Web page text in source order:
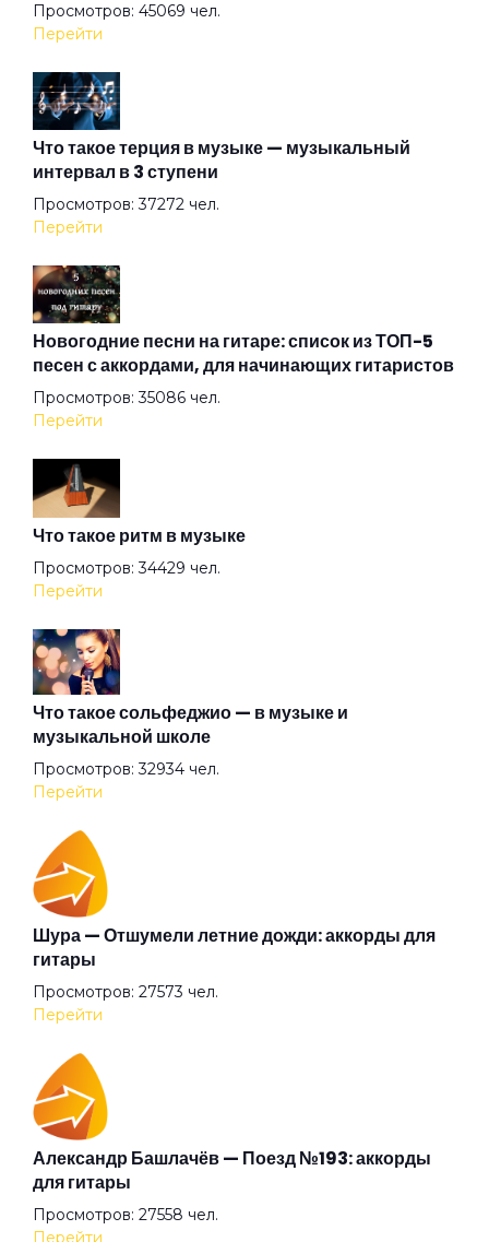
Асфальт
Атлантида
Ау
Бабушки
Барабанщик
Белые козы
Благодарю
Блины по-снайперски
Блюз
Блюзы гор
Бонни и Клайд
Брамс
Брату
Бу-бу
Бумерангом
Просмотров: 45069 чел.
Перейти
Что такое терция в музыке — музыкальный
интервал в 3 ступени
Просмотров: 37272 чел.
Перейти
Новогодние песни на гитаре: список из ТОП-5
песен с аккордами, для начинающих гитаристов
Просмотров: 35086 чел.
Перейти
Что такое ритм в музыке
Просмотров: 34429 чел.
Перейти
Что такое сольфеджио — в музыке и
музыкальной школе
Просмотров: 32934 чел.
Перейти
Шура — Отшумели летние дожди: аккорды для
гитары
Просмотров: 27573 чел.
Перейти
Александр Башлачёв — Поезд №193: аккорды
для гитары
Просмотров: 27558 чел.
Перейти